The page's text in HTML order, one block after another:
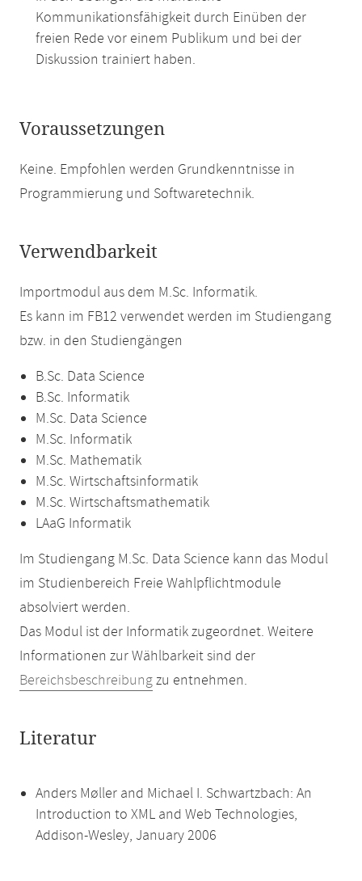
Kommunikationsfähigkeit durch Einüben der
freien Rede vor einem Publikum und bei der
Diskussion trainiert haben.
Voraussetzungen
Keine. Empfohlen werden Grundkenntnisse in
Programmierung und Softwaretechnik.
Verwendbarkeit
Importmodul aus dem M.Sc. Informatik.
Es kann im FB12 verwendet werden im Studiengang
bzw. in den Studiengängen
B.Sc. Data Science
B.Sc. Informatik
M.Sc. Data Science
M.Sc. Informatik
M.Sc. Mathematik
M.Sc. Wirtschaftsinformatik
M.Sc. Wirtschaftsmathematik
LAaG Informatik
Im Studiengang M.Sc. Data Science kann das Modul
im Studienbereich Freie Wahlpflichtmodule
absolviert werden.
Das Modul ist der Informatik zugeordnet. Weitere
Informationen zur Wählbarkeit sind der
Bereichsbeschreibungzu entnehmen.
Literatur
Anders Møller and Michael I. Schwartzbach: An
Introduction to XML and Web Technologies,
Addison-Wesley, January 2006